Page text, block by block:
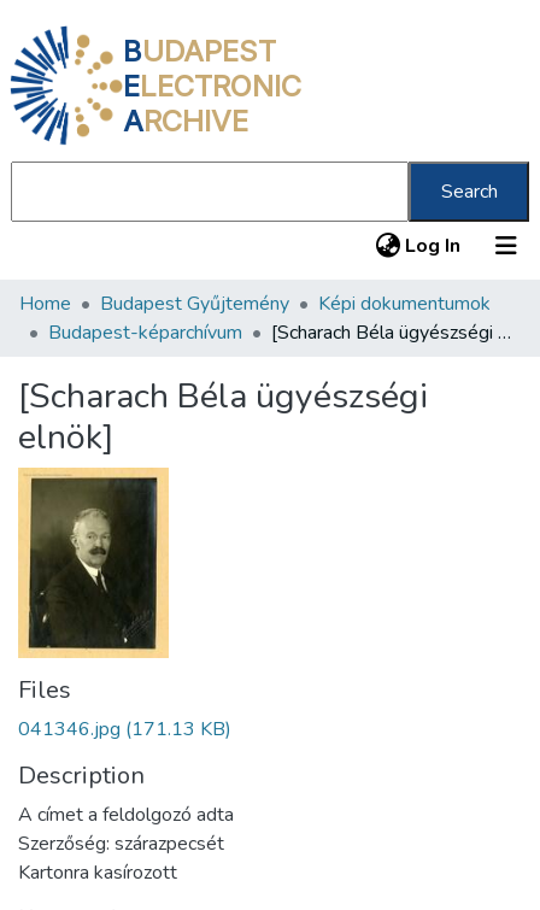
BUDAPEST
ELECTRONIC
ARCHIVE
Search
Log In (current)
Communities & Collections
Statistics
About us
Home Budapest Gyűjtemény
Képi dokumentumok
Budapest-képarchívum
[Scharach Béla ügyészségi elnök]
[Scharach Béla ügyészségi
elnök]
Files
041346.jpg (171.13 KB)
Description
A címet a feldolgozó adta
Szerzőség: szárazpecsét
Kartonra kasírozott